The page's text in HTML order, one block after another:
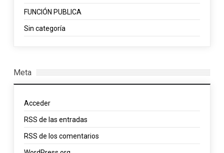
FUNCIÓN PUBLICA
Sin categoría
Meta
Acceder
RSS de las entradas
RSS de los comentarios